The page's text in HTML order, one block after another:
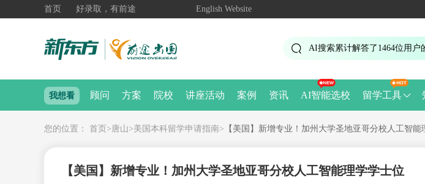
首页 好录取，有前途 English Website
AI搜索累计解答了 1464位用户
我想看 顾问 方案 院校 讲座活动 案例 资讯 AI智能选校 留学工具
您的位置： 首页 >唐山>美国本科留学申请指南> 【美国】新增专业！加州大学圣地亚哥分校人工智能
【美国】新增专业！加州大学圣地亚哥分校人工智能理学学士位